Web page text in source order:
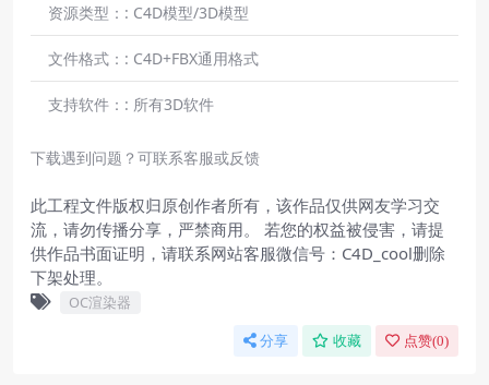
资源类型：: C4D模型/3D模型
文件格式：: C4D+FBX通用格式
支持软件：: 所有3D软件
下载遇到问题？可联系客服或反馈
此工程文件版权归原创作者所有，该作品仅供网友学习交
流，请勿传播分享，严禁商用。 若您的权益被侵害，请提
供作品书面证明，请联系网站客服微信号：C4D_cool删除
下架处理。
OC渲染器
分享 收藏 点赞(0)